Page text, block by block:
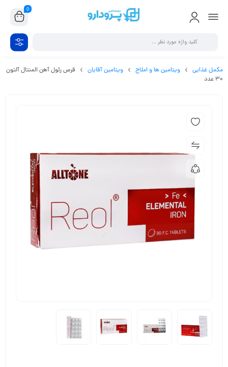
0
مکمل غذایی ویتامین ها و املاح ویتامین آقایان
قرص رئول آهن المنتال آلتون
30 عدد